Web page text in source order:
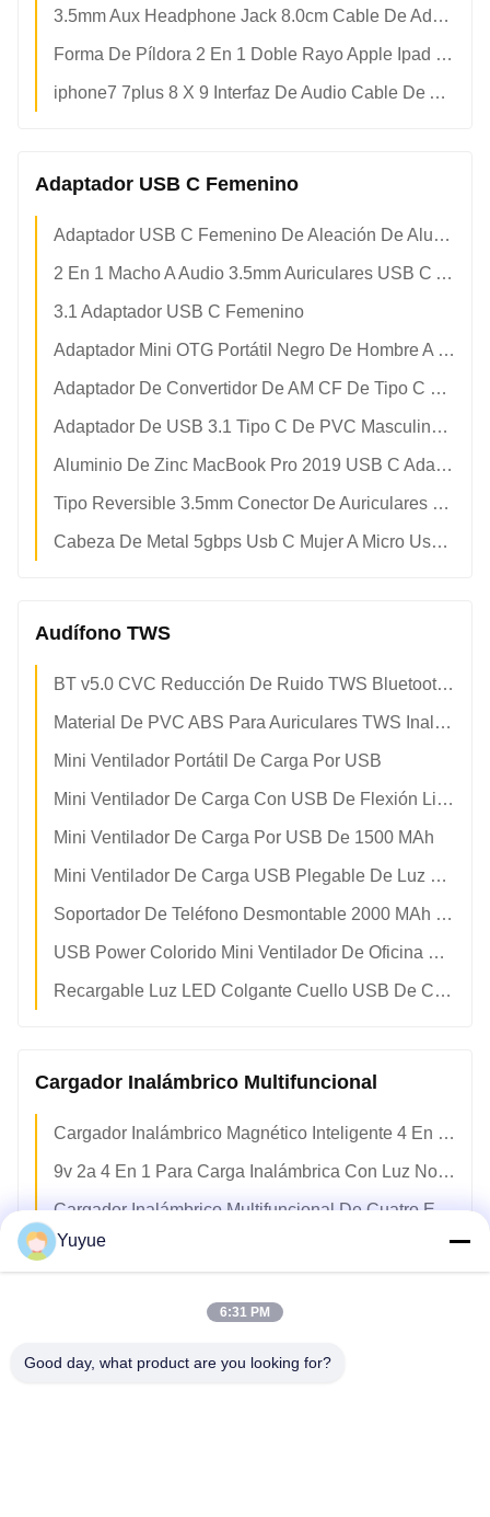
3.5mm Aux Headphone Jack 8.0cm Cable De Adaptador De Rayos
Forma De Píldora 2 En 1 Doble Rayo Apple Ipad Cordón De Carga
iphone7 7plus 8 X 9 Interfaz De Audio Cable De Adaptador De Rayos
Adaptador USB C Femenino
Adaptador USB C Femenino De Aleación De Aluminio
2 En 1 Macho A Audio 3.5mm Auriculares USB C Adaptador Femenino
3.1 Adaptador USB C Femenino
Adaptador Mini OTG Portátil Negro De Hombre A Mujer USB C
Adaptador De Convertidor De AM CF De Tipo C Para USB 3.0 Masculino A USB 3.1 Femenino
Adaptador De USB 3.1 Tipo C De PVC Masculino A Micro USB C Femenino
Aluminio De Zinc MacBook Pro 2019 USB C Adaptador Femenino OTG
Tipo Reversible 3.5mm Conector De Auriculares USB C Adaptador Femenino
Cabeza De Metal 5gbps Usb C Mujer A Micro Usb Hombre Otg
Audífono TWS
BT v5.0 CVC Reducción De Ruido TWS Bluetooth Auriculares Mini Estéreo
Material De PVC ABS Para Auriculares TWS Inalámbricos Con Cancelación De Ruido
Mini Ventilador Portátil De Carga Por USB
Mini Ventilador De Carga Con USB De Flexión Libre
Mini Ventilador De Carga Por USB De 1500 MAh
Mini Ventilador De Carga USB Plegable De Luz Nocturna Portátil
Soportador De Teléfono Desmontable 2000 MAh USB De Carga Mini Ventilador
USB Power Colorido Mini Ventilador De Oficina Plegable De Mano
Recargable Luz LED Colgante Cuello USB De Carga Mini Ventilador
Cargador Inalámbrico Multifuncional
Cargador Inalámbrico Magnético Inteligente 4 En 1 Multifuncional Para Iphone Iwatch Airpods
9v 2a 4 En 1 Para Carga Inalámbrica Con Luz Nocturna RGB
Cargador Inalámbrico Multifuncional De Cuatro En Uno Para IPhone 15 14 13 12 11 Pro Y Max Serie
Cargador Inalámbrico Portátil De 15w 3 En 1 Rápido Plegable Para Samsung Iphone
Yuyue
6:31 PM
Good day, what product are you looking for?